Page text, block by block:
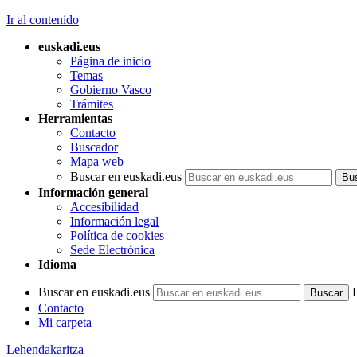
Ir al contenido
euskadi.eus
Página de inicio
Temas
Gobierno Vasco
Trámites
Herramientas
Contacto
Buscador
Mapa web
Buscar en euskadi.eus
Información general
Accesibilidad
Información legal
Política de cookies
Sede Electrónica
Idioma
Buscar en euskadi.eus
Contacto
Mi carpeta
Lehendakaritza